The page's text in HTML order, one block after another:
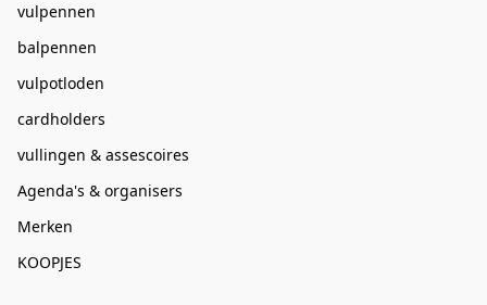
vulpennen
balpennen
vulpotloden
cardholders
vullingen & assescoires
Agenda's & organisers
Merken
KOOPJES